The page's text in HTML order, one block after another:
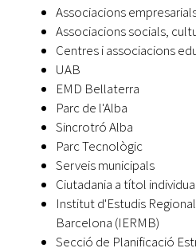
Associacions
Associacions socials,
Centres i associacions
UAB
EMD Bellaterra
Parc de l'Alba
Sincrotró Alba
Parc Tecnològic
Serveis municipals
Ciutadania a títol
Institut d'Estudis
Barcelona (IERMB)
Secció de Planificació